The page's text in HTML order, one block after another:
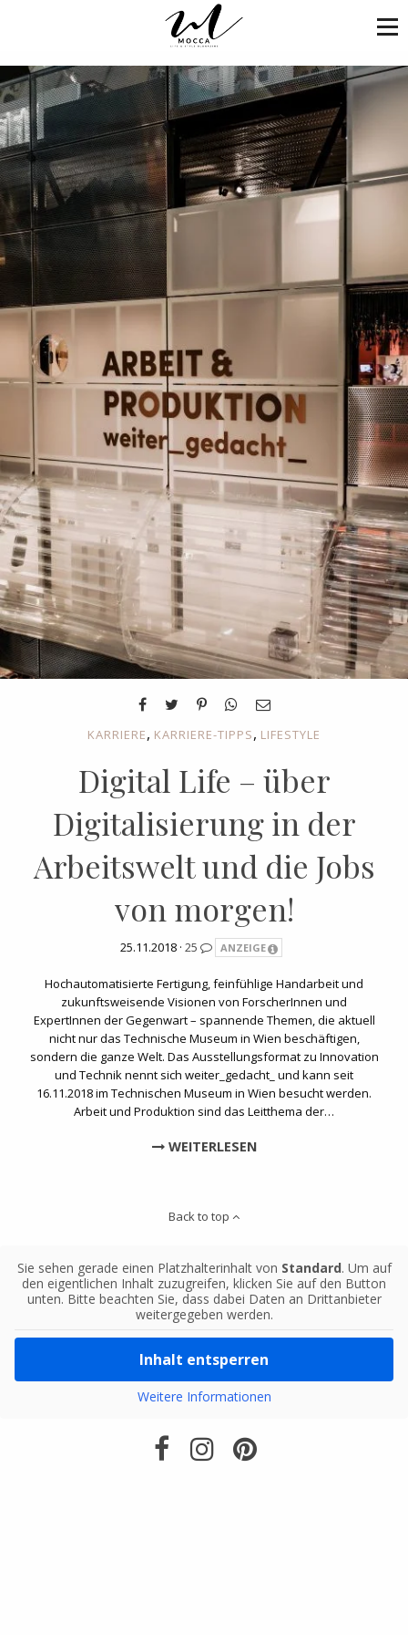
KARRIERE, KARRIERE-TIPPS, LIFESTYLE
Digital Life – über
Digitalisierung in der
Arbeitswelt und die Jobs
von morgen!
25.11.2018 · 25 ANZEIGE
Hochautomatisierte Fertigung, feinfühlige Handarbeit und
zukunftsweisende Visionen von ForscherInnen und
ExpertInnen der Gegenwart – spannende Themen, die aktuell
nicht nur das Technische Museum in Wien beschäftigen,
sondern die ganze Welt. Das Ausstellungsformat zu Innovation
und Technik nennt sich weiter_gedacht_ und kann seit
16.11.2018 im Technischen Museum in Wien besucht werden.
Arbeit und Produktion sind das Leitthema der…
WEITERLESEN
Back to top
Sie sehen gerade einen Platzhalterinhalt von Standard. Um auf
den eigentlichen Inhalt zuzugreifen, klicken Sie auf den Button
unten. Bitte beachten Sie, dass dabei Daten an Drittanbieter
weitergegeben werden.
Inhalt entsperren
Weitere Informationen